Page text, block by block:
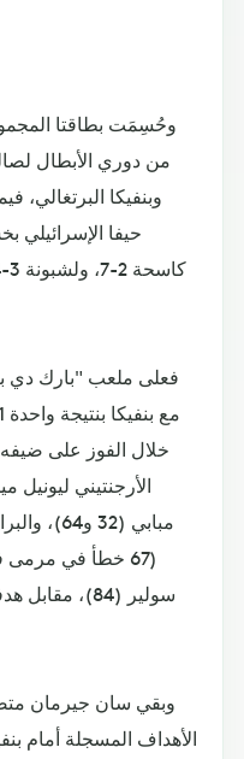
وحُسِمَت بطاقتا
من دوري الأبطال
وبنفيكا البرتغالي،
حيفا الإسرائيلي
فعلى ملعب "بارك دي
خلال الفوز على ضيفه
(67 خطأ في مرمى
الأهداف المسجلة أمام